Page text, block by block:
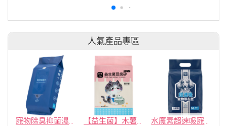
人氣產品專區
寵物除臭抑菌濕紙巾／30抽／無味【4包100】 【益生菌】木薯豆腐砂/豆腐砂 (1包最低$119起)抽貓砂機 水魔素超速吸寵物尿布墊買1送1